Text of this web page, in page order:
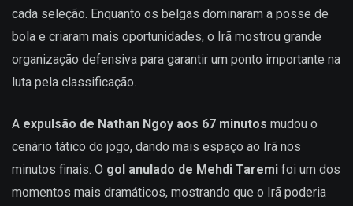
cada seleção. Enquanto os belgas dominaram a posse de
bola e criaram mais oportunidades, o Irã mostrou grande
organização defensiva para garantir um ponto importante na
luta pela classificação.
A expulsão de Nathan Ngoy aos 67 minutos mudou o
cenário tático do jogo, dando mais espaço ao Irã nos
minutos finais. O gol anulado de Mehdi Taremi foi um dos
momentos mais dramáticos, mostrando que o Irã poderia